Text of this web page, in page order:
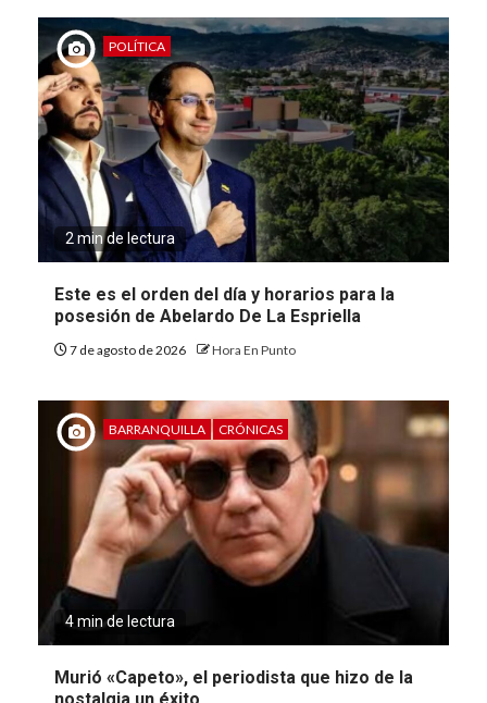
POLÍTICA
2 min de lectura
Este es el orden del día y horarios para la
posesión de Abelardo De La Espriella
7 de agosto de 2026 Hora En Punto
BARRANQUILLA CRÓNICAS
4 min de lectura
Murió «Capeto», el periodista que hizo de la